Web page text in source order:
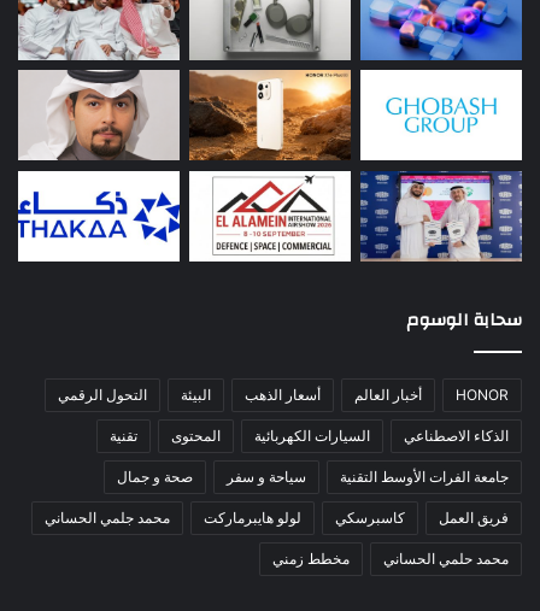
سحابة الوسوم
HONOR أخبار العالم أسعار الذهب البيئة التحول الرقمي
الذكاء الاصطناعي السيارات الكهربائية المحتوى تقنية
جامعة الفرات الأوسط التقنية سياحة و سفر صحة و جمال
فريق العمل كاسبرسكي لولو هايبرماركت محمد جلمي الحساني
محمد حلمي الحساني مخطط زمني